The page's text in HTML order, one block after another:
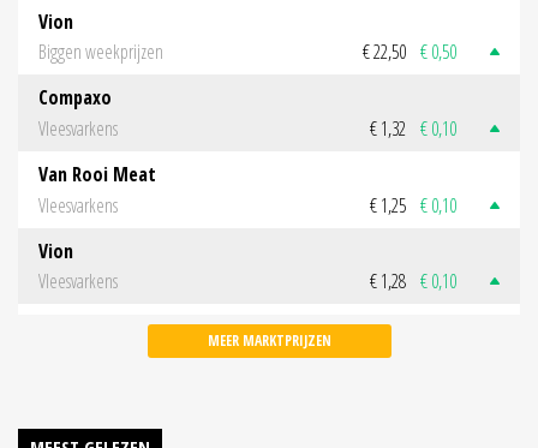
Vion
Biggen weekprijzen
€ 22,50 € 0,50
Compaxo
Vleesvarkens
€ 1,32 € 0,10
Van Rooi Meat
Vleesvarkens
€ 1,25 € 0,10
Vion
Vleesvarkens
€ 1,28 € 0,10
MEER MARKTPRIJZEN